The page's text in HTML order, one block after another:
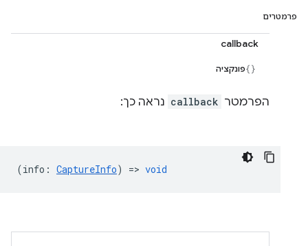
פרמטרים
callback
פונקציה
הפרמטר callback נראה כך:
(info : CaptureInfo) => void